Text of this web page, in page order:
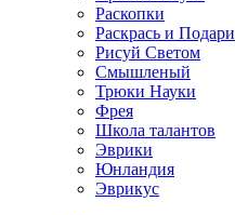
Раскопки
Раскрась и Подари
Рисуй Светом
Смышленый
Трюки Науки
Фрея
Школа талантов
Эврики
Юнландия
Эврикус